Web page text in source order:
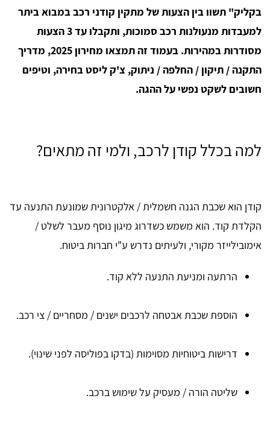
בקליק" תשוו בין הצעות של מתקין קודני רכב במבוא ביתר
למעבדות מנעולנות רכב סמוכות, ותקבלו עד 3 הצעות
מסודרות במהירות. בעמוד זה תמצאו מחירון 2025, מדריך
התקנה / תיקון / החלפה / ניתוק, צ'ק ליסט בחירה, וטיפים
חשובים לשקט נפשי על ההגה.
למה בכלל קודן לרכב, ולמי זה מתאים?
קודן הוא שכבת הגנה חשמלית / אלקטרונית שמונעת התנעה עד
הקלדת קוד. הוא משמש כשדרוג מיגון נוסף מעבר לשלט /
אימובילייזר מקורי, ולעיתים נדרש ע"י חברות ביטוח.
הרתעה ומניעת התנעה ללא קוד.
הוספת שכבת אבטחה לרכבים ישנים / מסחריים / צי רכב.
דרישות ביטוחיות מסוימות (בדקו בפוליסה לפני שינוי).
שליטה הורה / מעסיק על שימוש ברכב.